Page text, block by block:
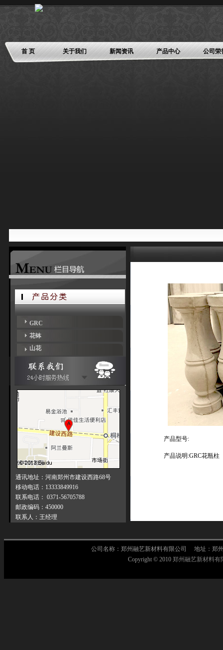
首 页 关于我们 新闻资讯 产品中心 公司荣
产品型号:
产品说明:GRC花瓶柱
GRC
花钵
山花
通讯地址：河南郑州市建设西路68号
移动电话：13333849916
联系电话： 0371-56705788
邮政编码：450000
联系人：王经理
公司名称：郑州融艺新材料有限公司 地址：郑
Copyright © 2010 郑州融艺新材料有